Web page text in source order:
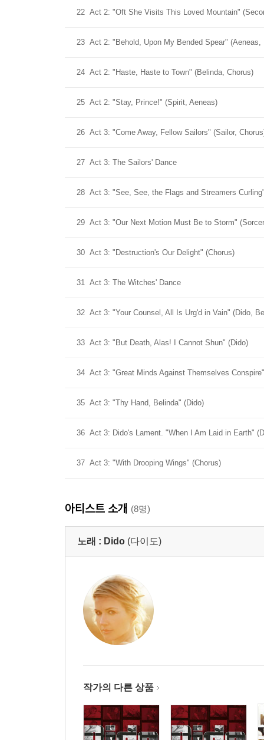
22 Act 2: "Oft She Visits This Loved Mountain"
23 Act 2: "Behold, Upon My Bended Spear" (Aeneas,
24 Act 2: "Haste, Haste to Town" (Belinda, Chorus)
25 Act 2: "Stay, Prince!" (Spirit, Aeneas)
26 Act 3: "Come Away, Fellow Sailors" (Sailor,
27 Act 3: The Sailors' Dance
28 Act 3: "See, See, the Flags and Streamers
29 Act 3: "Our Next Motion Must Be to Storm"
30 Act 3: "Destruction's Our Delight" (Chorus)
31 Act 3: The Witches' Dance
32 Act 3: "Your Counsel, All Is Urg'd in Vain" (Dido,
33 Act 3: "But Death, Alas! I Cannot Shun" (Dido)
34 Act 3: "Great Minds Against Themselves
35 Act 3: "Thy Hand, Belinda" (Dido)
36 Act 3: Dido's Lament. "When I Am Laid in Earth"
37 Act 3: "With Drooping Wings" (Chorus)
아티스트 소개 (8명)
노래 : Dido (다이도)
작가의 다른 상품